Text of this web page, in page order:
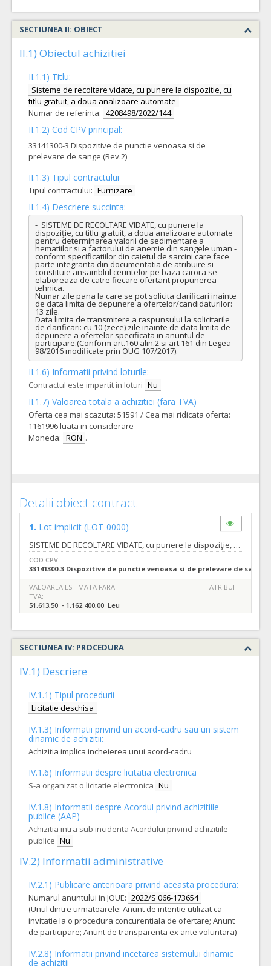
SECTIUNEA II: OBIECT
II.1) Obiectul achizitiei
II.1.1) Titlu:
Sisteme de recoltare vidate, cu punere la dispozitie, cu
titlu gratuit, a doua analizoare automate
Numar de referinta: 4208498/2022/144
II.1.2) Cod CPV principal:
33141300-3 Dispozitive de punctie venoasa si de
prelevare de sange (Rev.2)
II.1.3) Tipul contractului
Tipul contractului: Furnizare
II.1.4) Descriere succinta:
-  SISTEME DE RECOLTARE VIDATE, cu punere la
dispoziţie, cu titlu gratuit, a doua analizoare automate
pentru determinarea valorii de sedimentare a
hematiilor si a factorului de anemie din sangele uman -
conform specificatiilor din caietul de sarcini care face
parte integranta din documentatia de atribuire si
constituie ansamblul cerintelor pe baza carora se
elaboreaza de catre fiecare ofertant propunerea
tehnica.
Numar zile pana la care se pot solicita clarificari inainte
de data limita de depunere a ofertelor/candidaturilor:
13 zile.
Data limita de transmitere a raspunsului la solicitarile
de clarificari: cu 10 (zece) zile inainte de data limita de
depunere a ofertelor specificata in anuntul de
participare.(Conform art.160 alin.2 si art.161 din Legea
98/2016 modificate prin OUG 107/2017).
II.1.6) Informatii privind loturile:
Contractul este impartit in loturi Nu
II.1.7) Valoarea totala a achizitiei (fara TVA)
Oferta cea mai scazuta: 51591 / Cea mai ridicata oferta:
1161996 luata in considerare
Moneda: RON .
Detalii obiect contract
1. Lot implicit (LOT-0000)
SISTEME DE RECOLTARE VIDATE, cu punere la dispoziţie, cu titlu gratuit, a doua analizoare automate pentru determinarea valorii de sedimentare a hematiilor si a factorului de anemie din sangele uman, conform specificatiilor din caietul de sarcini care face parte integranta din documentatia de atribuire si constituie ansamblul cerintelor pe baza carora se elaboreaza de catre fiecare ofertant propunerea tehnica. Nr. crt. Denumire produs UM Cantitate minima acord-cadru estimata pe 24 luni Cantitate maxima acord-cadru estimata pe 24 luni 1 VACUTAINER BIOCHIMIE 6 ml, capac rosu Buc 27000 650000 2 VACUTAINER BIOCHIMIE 4 ml, capac rosu Buc 2000 50000 3 VACUTAINER BIOCHIMIE GEL SEPARATOR 5ML, capac galben Buc 80 2000 4 VACUTAINER BIOCHIMIE GEL SEPARATOR 3.5 ML, capac galben Buc 80 2000 5 VACUTAINER COAGULARE 2.7 ML, capac albastru Buc 13500 326000 6 VACUTAINER COAGULARE 1.8 ML, capac albastru Buc 800 20000 7 VACUTAINER HEMATOLOGIE K3 EDTA 3 ml, capac mov Buc 27000 650000 8 VACUTAINER HEMATOLOGIE K3 EDTA 2 ml, capac mov Buc 800 20000 9 VACUTAINER BIOCHIMIE LiHe 2 ML CU CAPAC VERDE Buc 80 2000 10 AC RECOLTARE 21G Buc 27000 650000 11 AC RECOLTARE 22G Buc 800 20000 12 AC RECOLTARE 21G CU MECANISM DE PROTECTIE SI CAMERA PREVIDATA Buc 15 400 13 HOLDER Buc 1250 30000 14 ADAPTOR LUER Buc 12500 300000 15 SET FLUTURAS RECOLTARE 21G Buc 800 20000 16 SET RECOLTARE FLUTURAS 23 G cu adaptor luer integrat Buc 80 2000 17 SET RECOLTARE FLUTURAS 23 G cu mechanism de protective cu declansare automata pe buton si adaptor integrat si holder integrat Buc 80 2000 18 SET RECOLTARE FLUTURAS 25G Buc 80 2000 19 LANTETA RECOLTARE DIN CALCAI 2,5mm Buc 80 2000 20 LANTETA RECOLTARE DIN CALCAI 1,75mm Buc 100 2400 21 LANTETA RECOLTARE DIN DEGET Buc 80 2000 22 MICROTAINER BIOCHIMIE Buc 30 800 23 MICROTAINER HEMATOLOGIE Buc 125 3000 24 ADAPTOR MICROTAINER Buc 100 2400 25 CARD MAGNETIC VSH Kit 1 10 26 CONTROL INTERN DE CALITATE (30 teste) Kit 1 30 27 MICROTAINER BIOCHIMIE LITIU HEPARINA Buc 15 400
COD CPV:
33141300-3 Dispozitive de punctie venoasa si de prelevare de sange
VALOAREA ESTIMATA FARA
TVA:
51.613,50 - 1.162.400,00 Leu
ATRIBUIT
SECTIUNEA IV: PROCEDURA
IV.1) Descriere
IV.1.1) Tipul procedurii
Licitatie deschisa
IV.1.3) Informatii privind un acord-cadru sau un sistem
dinamic de achizitii:
Achizitia implica incheierea unui acord-cadru
IV.1.6) Informatii despre licitatia electronica
S-a organizat o licitatie electronica Nu
IV.1.8) Informatii despre Acordul privind achizitiile
publice (AAP)
Achizitia intra sub incidenta Acordului privind achizitiile
publice Nu
IV.2) Informatii administrative
IV.2.1) Publicare anterioara privind aceasta procedura:
Numarul anuntului in JOUE: 2022/S 066-173654
(Unul dintre urmatoarele: Anunt de intentie utilizat ca
invitatie la o procedura concurentiala de ofertare; Anunt
de participare; Anunt de transparenta ex ante voluntara)
IV.2.8) Informatii privind incetarea sistemului dinamic
de achizitii